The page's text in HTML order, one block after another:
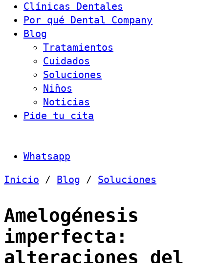
Clínicas Dentales
Por qué Dental Company
Blog
Tratamientos
Cuidados
Soluciones
Niños
Noticias
Pide tu cita
Whatsapp
Inicio / Blog / Soluciones
Amelogénesis
imperfecta:
alteraciones del